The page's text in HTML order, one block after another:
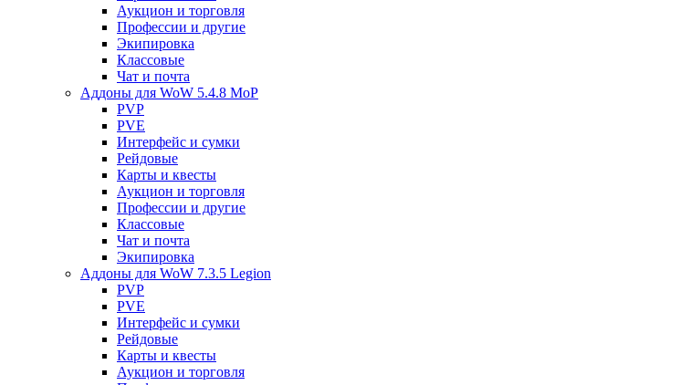
Аукцион и торговля
Профессии и другие
Экипировка
Классовые
Чат и почта
Аддоны для WoW 5.4.8 MoP
PVP
PVE
Интерфейс и сумки
Рейдовые
Карты и квесты
Аукцион и торговля
Профессии и другие
Классовые
Чат и почта
Экипировка
Аддоны для WoW 7.3.5 Legion
PVP
PVE
Интерфейс и сумки
Рейдовые
Карты и квесты
Аукцион и торговля